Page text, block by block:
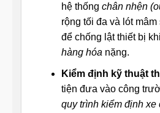
hệ thống chân nhện
rộng tối đa và lót
để chống lật thiết bị
hàng hóa nặng.
Kiểm định kỹ thuật
tiện đưa vào công
quy trình kiểm định xe